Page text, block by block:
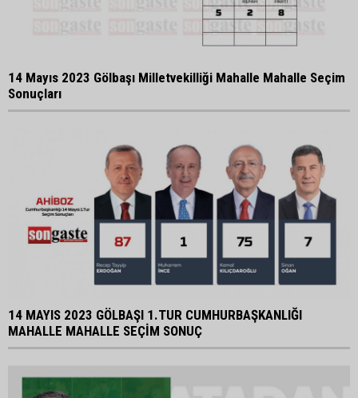
14 Mayıs 2023 Gölbaşı Milletvekilliği Mahalle Mahalle Seçim
Sonuçları
14 MAYIS 2023 GÖLBAŞI 1.TUR CUMHURBAŞKANLIĞI
MAHALLE MAHALLE SEÇİM SONUÇ